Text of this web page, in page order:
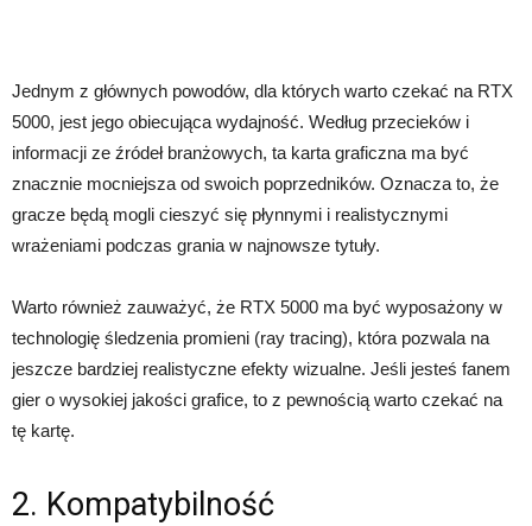
Jednym z głównych powodów, dla których warto czekać na RTX
5000, jest jego obiecująca wydajność. Według przecieków i
informacji ze źródeł branżowych, ta karta graficzna ma być
znacznie mocniejsza od swoich poprzedników. Oznacza to, że
gracze będą mogli cieszyć się płynnymi i realistycznymi
wrażeniami podczas grania w najnowsze tytuły.
Warto również zauważyć, że RTX 5000 ma być wyposażony w
technologię śledzenia promieni (ray tracing), która pozwala na
jeszcze bardziej realistyczne efekty wizualne. Jeśli jesteś fanem
gier o wysokiej jakości grafice, to z pewnością warto czekać na
tę kartę.
2. Kompatybilność